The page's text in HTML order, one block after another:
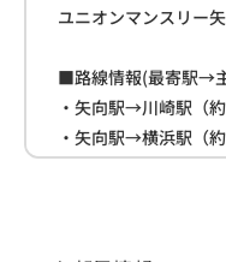
ユニオンマンスリー
■路線情報(最寄駅→
・矢向駅→川崎駅（
・矢向駅→横浜駅（
・矢向駅→渋谷駅（
・消防署(約190m)